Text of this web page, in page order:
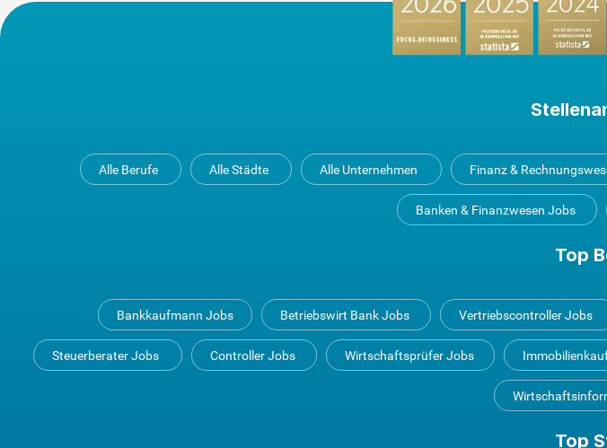
Alle Berufe Alle Städte Alle Unternehmen Finanz &
Banken & Finanzwesen Jobs
Top
Bankkaufmann Jobs Betriebswirt Bank Jobs Vertriebscontroller Jobs
Steuerberater Jobs Controller Jobs Wirtschaftsprüfer Jobs
Top